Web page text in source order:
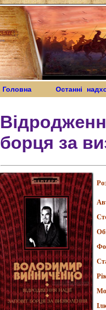
Головна Останні
борця за